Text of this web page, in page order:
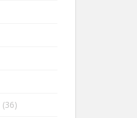
(36)